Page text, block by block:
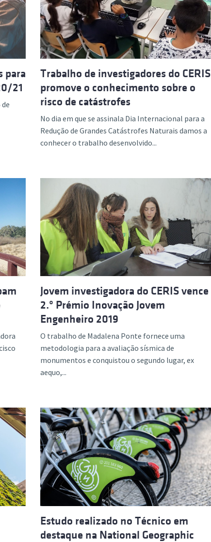
Avançada
para
21
Trabalho de investigadores do CERIS
promove o conhecimento sobre o
risco de catástrofes
No dia em que se assinala Dia Internacional para a
Redução de Grandes Catástrofes Naturais damos a
conhecer o trabalho desenvolvido...
Jovem investigadora do CERIS vence
2.º Prémio Inovação Jovem
Engenheiro 2019
O trabalho de Madalena Ponte fornece uma
metodologia para a avaliação sísmica de
monumentos e conquistou o segundo lugar, ex
aequo,...
Estudo realizado no Técnico em
destaque na National Geographic